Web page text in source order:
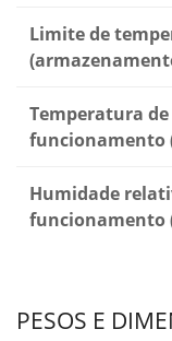
Limite de
Temperatura de
funcionamento
Humidade
funcionamento
PESOS E